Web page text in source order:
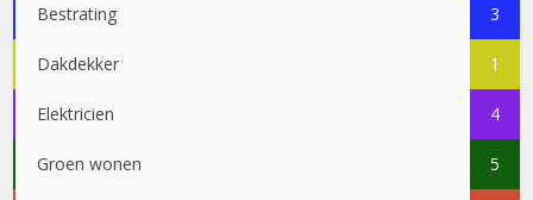
Bestrating 3
Dakdekker 1
Elektricien 4
Groen wonen 5